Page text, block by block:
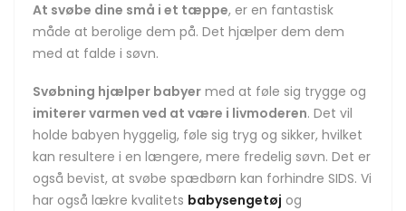
At svøbe dine små i et tæppe, er en fantastisk
måde at berolige dem på. Det hjælper dem dem
med at falde i søvn.
Svøbning hjælper babyer med at føle sig trygge og
imiterer varmen ved at være i livmoderen. Det vil
holde babyen hyggelig, føle sig tryg og sikker, hvilket
kan resultere i en længere, mere fredelig søvn. Det er
også bevist, at svøbe spædbørn kan forhindre SIDS. Vi
har også lækre kvalitets babysengetøj og